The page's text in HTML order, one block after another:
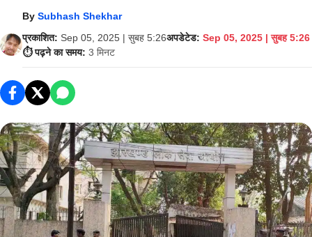
By Subhash Shekhar
प्रकाशित: Sep 05, 2025 | सुबह 5:26अपडेटेड: Sep 05, 2025 | सुबह 5:26
⏱️ पढ़ने का समय: 3 मिनट